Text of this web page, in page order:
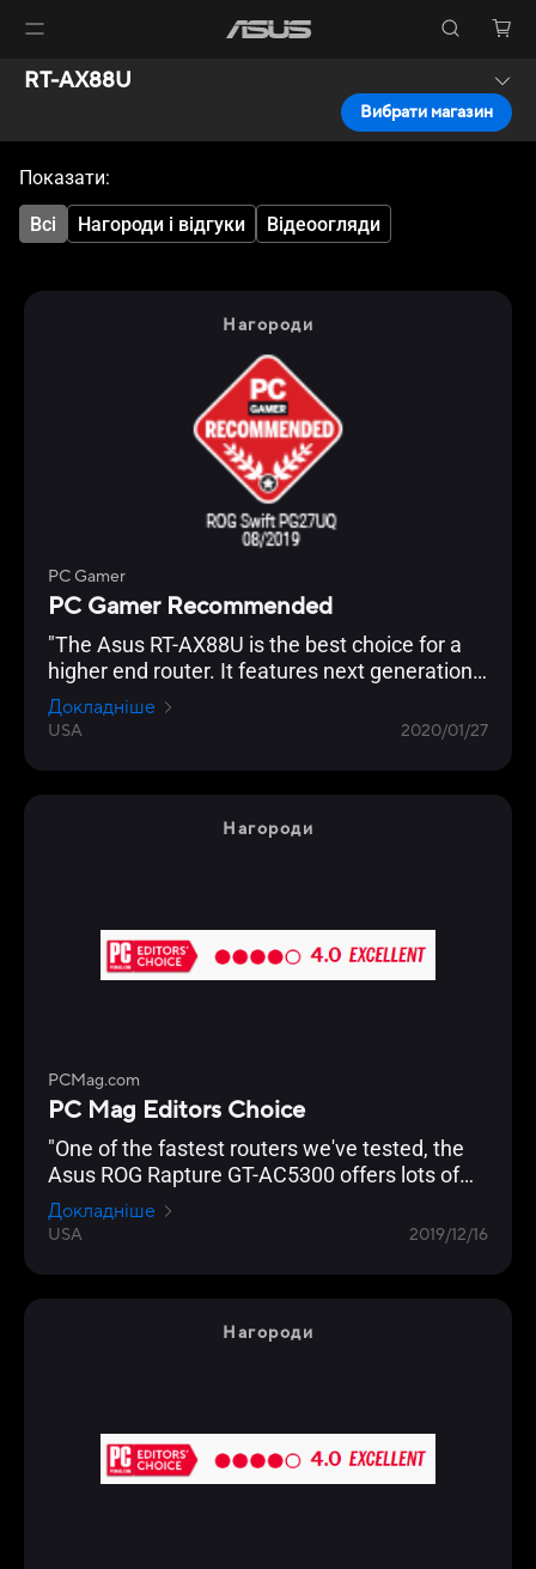
RT-AX88U
Вибрати магазин
Показати:
Всі Нагороди і відгуки Відеоогляди
Нагороди
PC Gamer
PC Gamer Recommended
"The Asus RT-AX88U is the best choice for a
higher end router. It features next generation
Wi-Fi 6 (802.11ax) technology, and an
impressive eight Gigabit Ethernet ports, which
up is the usual excellent AsusWRT interface,
which allows granular control of every
imaginable setting. "
Докладніше
USA 2020/01/27
Нагороди
PCMag.com
PC Mag Editors Choice
"One of the fastest routers we've tested, the
Asus ROG Rapture GT-AC5300 offers lots of
gamer-friendly features, copious I/O ports, and
a slick management console that lets you
Докладніше
USA 2019/12/16
Нагороди